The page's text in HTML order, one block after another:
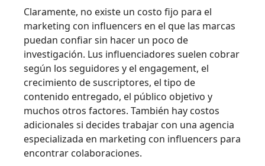
Claramente, no existe un costo fijo para el
marketing con influencers en el que las marcas
puedan confiar sin hacer un poco de
investigación. Lus influenciadores suelen cobrar
según los seguidores y el engagement, el
crecimiento de suscriptores, el tipo de
contenido entregado, el público objetivo y
muchos otros factores. También hay costos
adicionales si decides trabajar con una agencia
especializada en marketing con influencers para
encontrar colaboraciones.